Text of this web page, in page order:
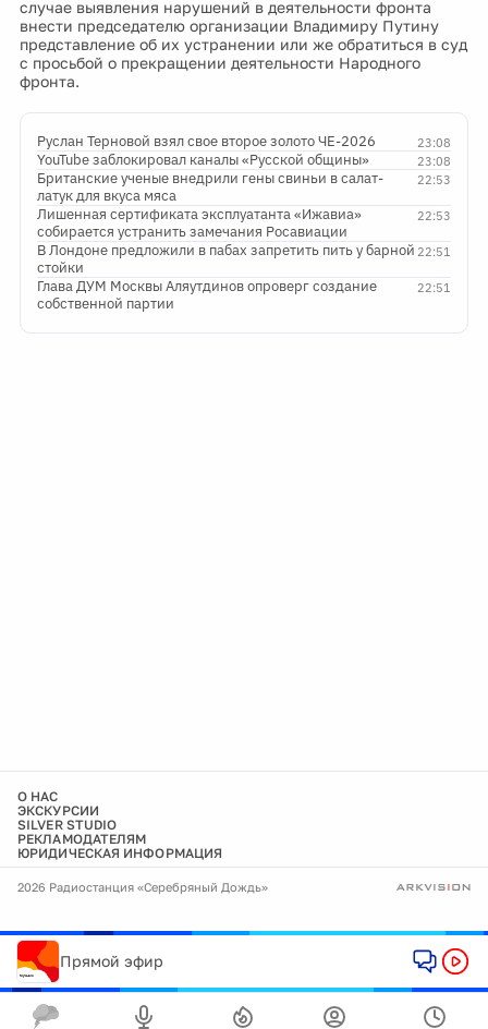
случае выявления нарушений в деятельности фронта
внести председателю организации Владимиру Путину
представление об их устранении или же обратиться в суд
с просьбой о прекращении деятельности Народного
фронта.
23:08
Руслан Терновой взял свое второе золото ЧЕ-2026
23:08
YouTube заблокировал каналы «Русской общины»
22:53
Британские ученые внедрили гены свиньи в салат-
латук для вкуса мяса
22:53
Лишенная сертификата эксплуатанта «Ижавиа»
собирается устранить замечания Росавиации
22:51
В Лондоне предложили в пабах запретить пить у барной
стойки
22:51
Глава ДУМ Москвы Аляутдинов опроверг создание
собственной партии
О НАС
ЭКСКУРСИИ
SILVER STUDIO
РЕКЛАМОДАТЕЛЯМ
ЮРИДИЧЕСКАЯ ИНФОРМАЦИЯ
2026 Радиостанция «Серебряный Дождь»
Прямой эфир